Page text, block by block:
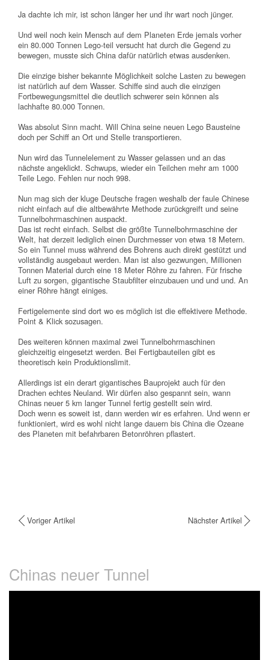
Ja dachte ich mir, ist schon länger her und ihr wart noch jünger.
Und weil noch kein Mensch auf dem Planeten Erde jemals vorher
ein 80.000 Tonnen Lego-teil versucht hat durch die Gegend zu
bewegen, musste sich China dafür natürlich etwas ausdenken.
Die einzige bisher bekannte Möglichkeit solche Lasten zu bewegen
ist natürlich auf dem Wasser. Schiffe sind auch die einzigen
Fortbewegungsmittel die deutlich schwerer sein können als
lachhafte 80.000 Tonnen.
Was absolut Sinn macht. Will China seine neuen Lego Bausteine
doch per Schiff an Ort und Stelle transportieren.
Nun wird das Tunnelelement zu Wasser gelassen und an das
nächste angeklickt. Schwups, wieder ein Teilchen mehr am 1000
Teile Lego. Fehlen nur noch 998.
Nun mag sich der kluge Deutsche fragen weshalb der faule Chinese
nicht einfach auf die altbewährte Methode zurückgreift und seine
Tunnelbohrmaschinen auspackt.
Das ist recht einfach. Selbst die größte Tunnelbohrmaschine der
Welt, hat derzeit lediglich einen Durchmesser von etwa 18 Metern.
So ein Tunnel muss während des Bohrens auch direkt gestützt und
vollständig ausgebaut werden. Man ist also gezwungen, Millionen
Tonnen Material durch eine 18 Meter Röhre zu fahren. Für frische
Luft zu sorgen, gigantische Staubfilter einzubauen und und und. An
einer Röhre hängt einiges.
Fertigelemente sind dort wo es möglich ist die effektivere Methode.
Point & Klick sozusagen.
Des weiteren können maximal zwei Tunnelbohrmaschinen
gleichzeitig eingesetzt werden. Bei Fertigbauteilen gibt es
theoretisch kein Produktionslimit.
Allerdings ist ein derart gigantisches Bauprojekt auch für den
Drachen echtes Neuland. Wir dürfen also gespannt sein, wann
Chinas neuer 5 km langer Tunnel fertig gestellt sein wird.
Doch wenn es soweit ist, dann werden wir es erfahren. Und wenn er
funktioniert, wird es wohl nicht lange dauern bis China die Ozeane
des Planeten mit befahrbaren Betonröhren pflastert.
Voriger Artikel Nächster Artikel
Chinas neuer Tunnel